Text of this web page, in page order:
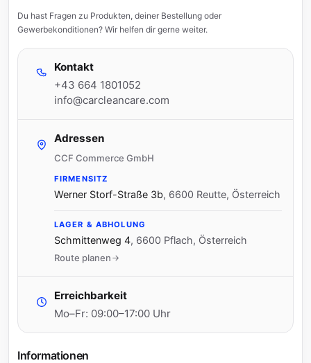
Du hast Fragen zu Produkten, deiner Bestellung oder
Gewerbekonditionen? Wir helfen dir gerne weiter.
Kontakt
+43 664 1801052
info@carcleancare.com
Adressen
CCF Commerce GmbH
FIRMENSITZ
Werner Storf-Straße 3b, 6600 Reutte, Österreich
LAGER & ABHOLUNG
Schmittenweg 4, 6600 Pflach, Österreich
Route planen
Erreichbarkeit
Mo–Fr: 09:00–17:00 Uhr
Informationen